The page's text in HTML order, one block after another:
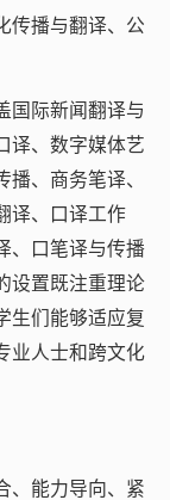
传播与翻译、公
国际新闻翻译与
译、数字媒体艺
、商务笔译、
译、口译工作
、口笔译与传播
设置既注重理论
生们能够适应复
业人士和跨文化
、能力导向、紧